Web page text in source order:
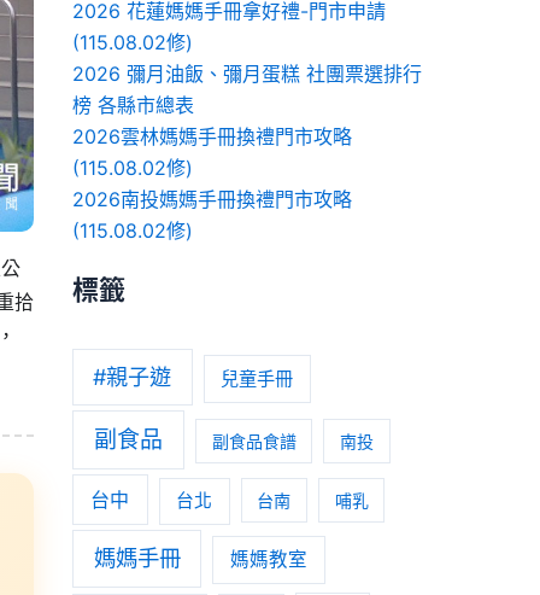
拾
2026 花蓮媽媽手冊拿好禮-門市申請
(115.08.02修)
2026 彌月油飯、彌月蛋糕 社團票選排行
榜 各縣市總表
2026雲林媽媽手冊換禮門市攻略
(115.08.02修)
2026南投媽媽手冊換禮門市攻略
(115.08.02修)
標籤
#親子遊 兒童手冊
副食品 副食品食譜 南投
台中 台北 台南 哺乳
媽媽手冊 媽媽教室